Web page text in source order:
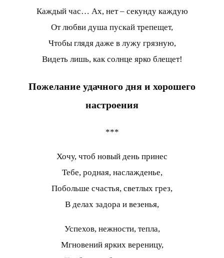
Каждый час… Ах, нет – секунду каждую
От любви душа пускай трепещет,
Чтобы глядя даже в лужу грязную,
Видеть лишь, как солнце ярко блещет!
Пожелание удачного дня и хорошего
настроения
***
Хочу, чтоб новый день принес
Тебе, родная, наслажденье,
Побольше счастья, светлых грез,
В делах задора и везенья,
Успехов, нежности, тепла,
Мгновений ярких вереницу,